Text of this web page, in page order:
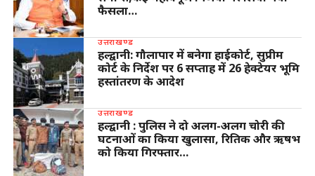
फैसला…
उत्तराखण्ड
हल्द्वानी: गौलापार में बनेगा हाईकोर्ट, सुप्रीम
कोर्ट के निर्देश पर 6 सप्ताह में 26 हेक्टेयर भूमि
हस्तांतरण के आदेश
उत्तराखण्ड
हल्द्वानी : पुलिस ने दो अलग-अलग चोरी की
घटनाओं का किया खुलासा, रितिक और ऋषभ
को किया गिरफ्तार…